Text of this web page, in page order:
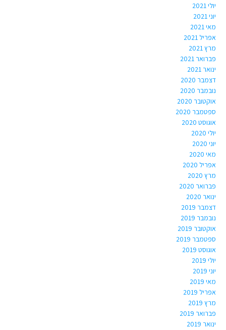
יולי 2021
יוני 2021
מאי 2021
אפריל 2021
מרץ 2021
פברואר 2021
ינואר 2021
דצמבר 2020
נובמבר 2020
אוקטובר 2020
ספטמבר 2020
אוגוסט 2020
יולי 2020
יוני 2020
מאי 2020
אפריל 2020
מרץ 2020
פברואר 2020
ינואר 2020
דצמבר 2019
נובמבר 2019
אוקטובר 2019
ספטמבר 2019
אוגוסט 2019
יולי 2019
יוני 2019
מאי 2019
אפריל 2019
מרץ 2019
פברואר 2019
ינואר 2019